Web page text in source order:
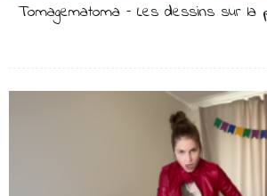
Tomagematoma – Les dessins sur la